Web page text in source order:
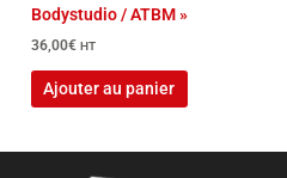
Bodystudio / ATBM »
36,00€ HT
Ajouter au panier